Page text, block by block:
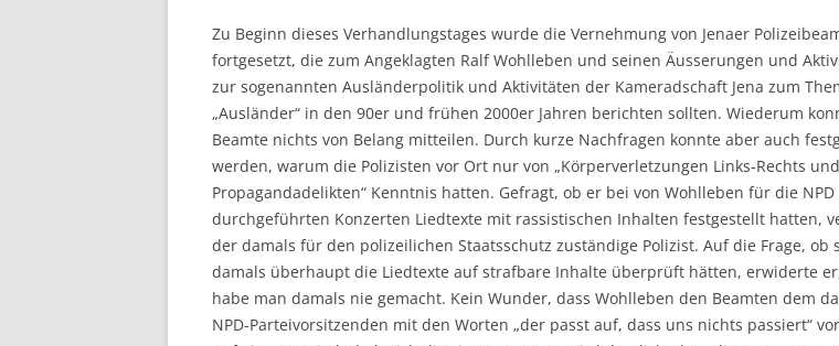
Zu Beginn dieses Verhandlungstages wurde die Vernehmung von Jenaer
fortgesetzt, die zum Angeklagten Ralf Wohlleben und seinen Äusserungen und
zur sogenannten Ausländerpolitik und Aktivitäten der Kameradschaft Jena zum
„Ausländer“ in den 90er und frühen 2000er Jahren berichten sollten. Wiederum
Beamte nichts von Belang mitteilen. Durch kurze Nachfragen konnte aber auch
werden, warum die Polizisten vor Ort nur von „Körperverletzungen Links-Rechts und
Propagandadelikten“ Kenntnis hatten. Gefragt, ob er bei von Wohlleben für die NPD
durchgeführten Konzerten Liedtexte mit rassistischen Inhalten festgestellt hatten,
der damals für den polizeilichen Staatsschutz zuständige Polizist. Auf die Frage, ob
damals überhaupt die Liedtexte auf strafbare Inhalte überprüft hätten, erwiderte
habe man damals nie gemacht. Kein Wunder, dass Wohlleben den Beamten dem
NPD-Parteivorsitzenden mit den Worten „der passt auf, dass uns nichts passiert“